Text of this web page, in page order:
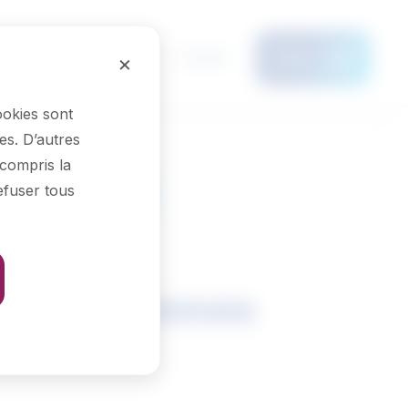
Voir les résultats
×
sont
D’autres
la
tous